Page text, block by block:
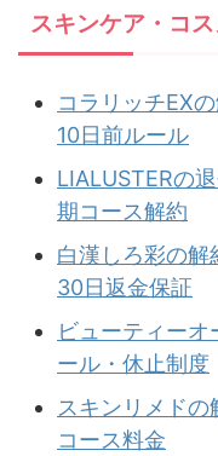
スキンケア・コ
コラリッチEX
10日前ルール
LIALUSTERの
期コース解約
白漢しろ彩の解
30日返金保証
ビューティー
ール・休止制度
スキンリメド
コース料金